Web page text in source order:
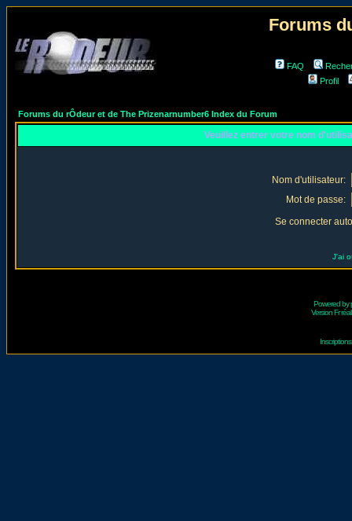
Forums
FAQ
Profil
Forums du rÔdeur et de The Prizenarnumber6 Index du Forum
Veuillez entrer votre nom
Nom d'utilisateur:
Mot de passe:
Se connecter
J'ai
Powered by
Version Fr